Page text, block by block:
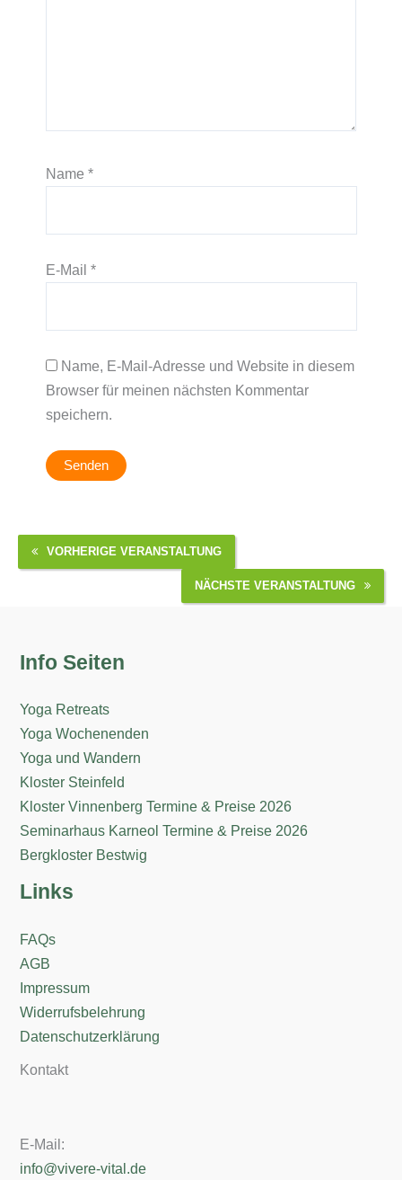
Name *
E-Mail *
Name, E-Mail-Adresse und Website in diesem
Browser für meinen nächsten Kommentar
speichern.
VORHERIGE VERANSTALTUNG
NÄCHSTE VERANSTALTUNG
Info Seiten
Yoga Retreats
Yoga Wochenenden
Yoga und Wandern
Kloster Steinfeld
Kloster Vinnenberg Termine & Preise 2026
Seminarhaus Karneol Termine & Preise 2026
Bergkloster Bestwig
Links
FAQs
AGB
Impressum
Widerrufsbelehrung
Datenschutzerklärung
Kontakt
E-Mail:
info@vivere-vital.de